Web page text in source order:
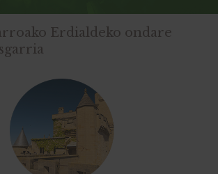
Erdialdeko ondare